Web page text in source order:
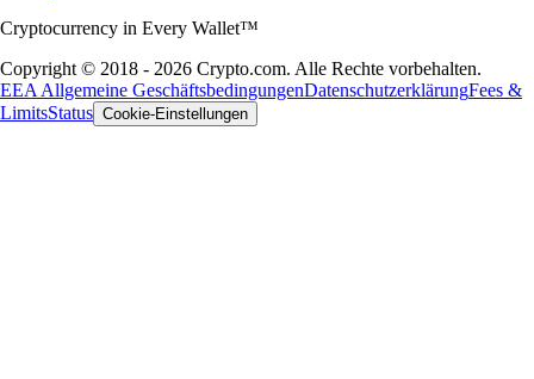
Cryptocurrency in Every Wallet™
Copyright © 2018 - 2026 Crypto.com. Alle Rechte vorbehalten.
EEA Allgemeine GeschäftsbedingungenDatenschutzerklärungFees &
LimitsStatus Cookie-Einstellungen